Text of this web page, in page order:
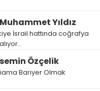
Yıldız
İsrail hattında coğrafya
Özçelik
Bariyer Olmak